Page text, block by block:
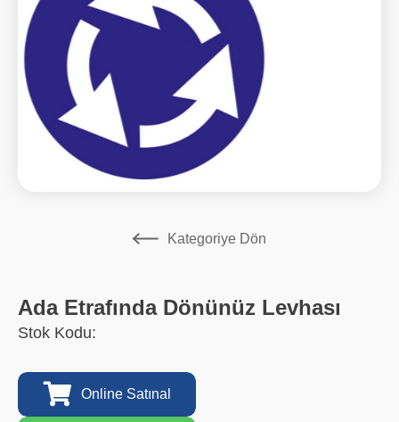
Kategoriye Dön
Ada Etrafında Dönünüz Levhası
Stok Kodu:
Online Satınal